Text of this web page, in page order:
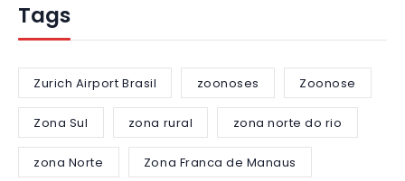
Tags
Zurich Airport Brasil zoonoses Zoonose
Zona Sul zona rural zona norte do rio
zona Norte Zona Franca de Manaus